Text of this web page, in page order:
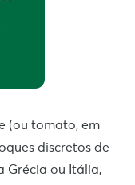
(ou tomato, em
discretos de
Grécia ou Itália,